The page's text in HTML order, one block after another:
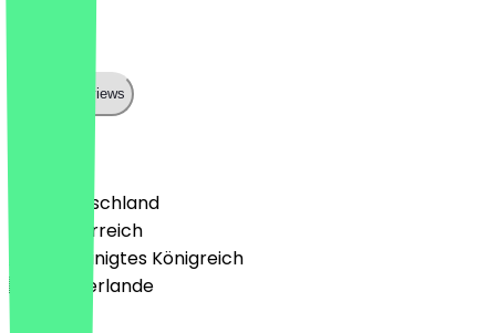
Show all reviews
🇩🇪 Deutschland
🇦🇹 Österreich
🇬🇧 Vereinigtes Königreich
🇳🇱 Niederlande